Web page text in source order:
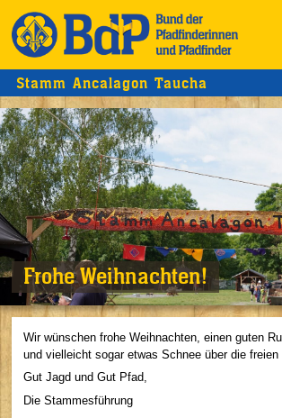
Stamm Ancalagon Taucha
Frohe Weihnachten!
Wir wünschen frohe Weihnachten, einen guten
und vielleicht sogar etwas Schnee über die freien
Gut Jagd und Gut Pfad,
Die Stammesführung